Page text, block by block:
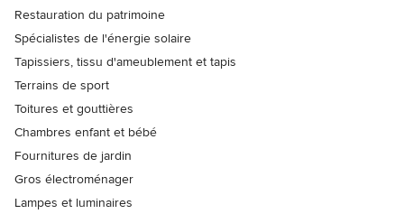
Restauration du patrimoine
Spécialistes de l'énergie solaire
Tapissiers, tissu d'ameublement et tapis
Terrains de sport
Toitures et gouttières
Chambres enfant et bébé
Fournitures de jardin
Gros électroménager
Lampes et luminaires